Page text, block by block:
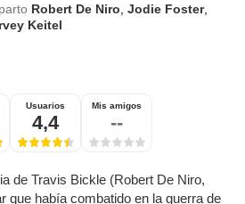
Robert De Niro ,Jodie Foster,
Keitel
Usuarios
4,4
Mis amigos
--
de Travis Bickle (Robert De Niro,
que había combatido en la guerra de